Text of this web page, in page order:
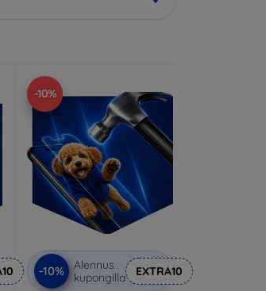
-10%
-10%
Alennus
kupongilla
EXTRA10